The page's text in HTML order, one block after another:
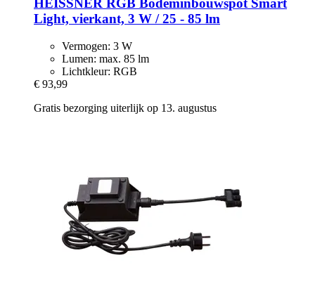
HEISSNER RGB Bodeminbouwspot Smart
Light, vierkant, 3 W / 25 -​ 85 lm
Vermogen: 3 W
Lumen: max. 85 lm
Lichtkleur: RGB
€ 93,99
Gratis bezorging uiterlijk op 13. augustus